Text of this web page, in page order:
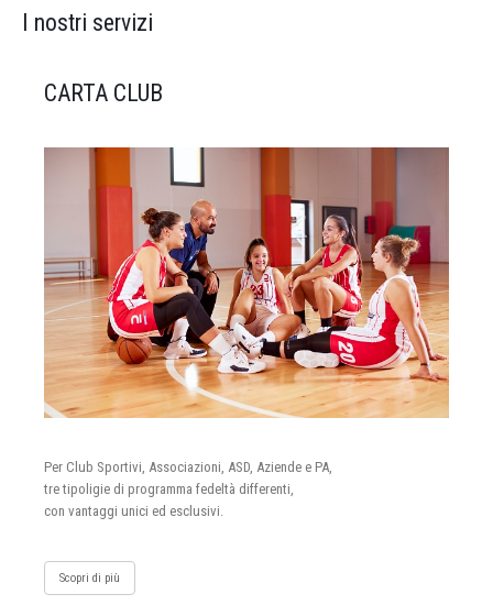
I nostri servizi
CARTA CLUB
Per Club Sportivi, Associazioni, ASD, Aziende e PA,
tre tipoligie di programma fedeltà differenti,
con vantaggi unici ed esclusivi.
Scopri di più